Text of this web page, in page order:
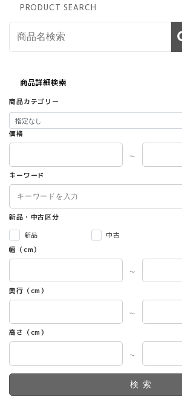
PRODUCT SEARCH
商品詳細検索
商品カテゴリー
価格
～
キーワード
新品・中古区分
新品
中古
幅（cm）
～
奥行（cm）
～
高さ（cm）
～
検索